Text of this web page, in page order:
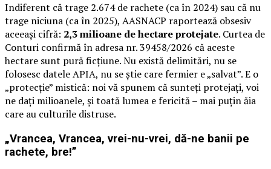
Indiferent că trage 2.674 de rachete (ca în 2024) sau că nu
trage niciuna (ca în 2025), AASNACP raportează obsesiv
aceeași cifră: 2,3 milioane de hectare protejate. Curtea de
Conturi confirmă în adresa nr. 39458/2026 că aceste
hectare sunt pură ficțiune. Nu există delimitări, nu se
folosesc datele APIA, nu se știe care fermier e „salvat”. E o
„protecție” mistică: noi vă spunem că sunteți protejați, voi
ne dați milioanele, și toată lumea e fericită – mai puțin ăia
care au culturile distruse.
„Vrancea, Vrancea, vrei-nu-vrei, dă-ne banii pe
rachete, bre!”